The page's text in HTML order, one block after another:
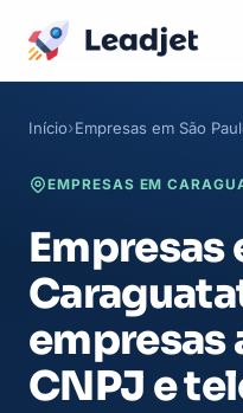
Início Empresas em São
EMPRESAS EM
Empresas
empresas
CNPJ e